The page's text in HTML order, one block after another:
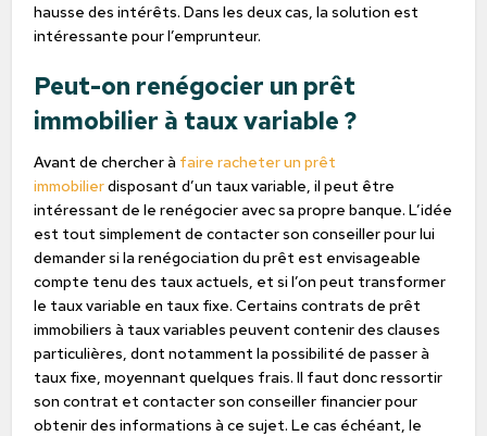
hausse des intérêts. Dans les deux cas, la solution est
intéressante pour l’emprunteur.
Peut-on renégocier un prêt
immobilier à taux variable ?
Avant de chercher à faire racheter un prêt
immobilierdisposant d’un taux variable, il peut être
intéressant de le renégocier avec sa propre banque. L’idée
est tout simplement de contacter son conseiller pour lui
demander si la renégociation du prêt est envisageable
compte tenu des taux actuels, et si l’on peut transformer
le taux variable en taux fixe. Certains contrats de prêt
immobiliers à taux variables peuvent contenir des clauses
particulières, dont notamment la possibilité de passer à
taux fixe, moyennant quelques frais. Il faut donc ressortir
son contrat et contacter son conseiller financier pour
obtenir des informations à ce sujet. Le cas échéant, le